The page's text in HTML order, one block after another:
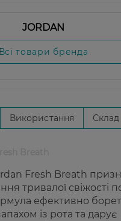
JORDAN
Всі товари бренда
Використання Склад
Fresh Breath
тривалої свіжості
ефективно
із рота та дарує